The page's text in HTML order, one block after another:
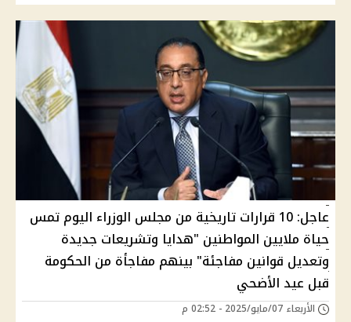
عاجل: 10 قرارات تاريخية من مجلس الوزراء اليوم تمس
حياة ملايين المواطنين "هدايا وتشريعات جديدة
وتعديل قوانين مفاجئة" بينهم مفاجأة من الحكومة
قبل عيد الأضحي
الأربعاء 07/مايو/2025 - 02:52 م